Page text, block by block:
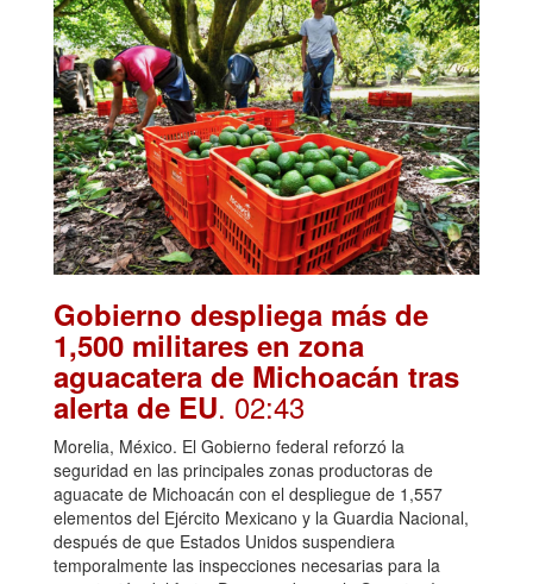
Gobierno despliega más de
1,500 militares en zona
aguacatera de Michoacán tras
alerta de EU. 02:43
Morelia, México. El Gobierno federal reforzó la
seguridad en las principales zonas productoras de
aguacate de Michoacán con el despliegue de 1,557
elementos del Ejército Mexicano y la Guardia Nacional,
después de que Estados Unidos suspendiera
temporalmente las inspecciones necesarias para la